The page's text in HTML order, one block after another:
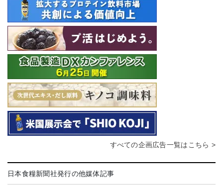
すべての企画広告一覧はこちら >
日本食糧新聞社発行の他媒体記事